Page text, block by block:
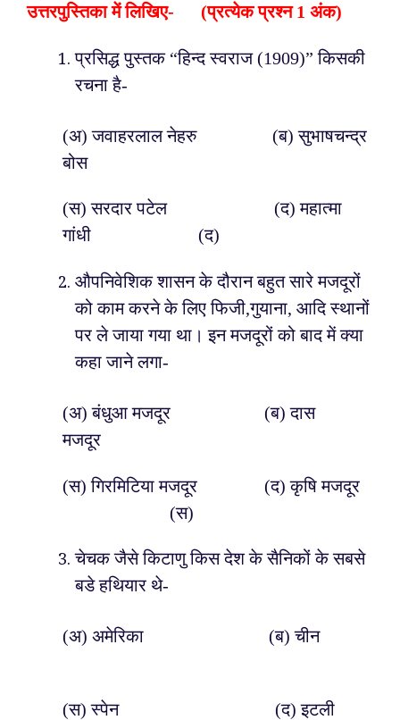
उत्तरपुस्तिका में लिखिए- (प्रत्येक प्रश्न 1 अंक)
प्रसिद्ध पुस्तक “हिन्द स्वराज (1909)” किसकी
रचना है-
(अ) जवाहरलाल नेहरु (ब) सुभाषचन्द्र
बोस
(स) सरदार पटेल (द) महात्मा
गांधी (द)
औपनिवेशिक शासन के दौरान बहुत सारे मजदूरों
को काम करने के लिए फिजी,गुयाना, आदि स्थानों
पर ले जाया गया था। इन मजदूरों को बाद में क्या
कहा जाने लगा-
(अ) बंधुआ मजदूर (ब) दास
मजदूर
(स) गिरमिटिया मजदूर (द) कृषि मजदूर
(स)
चेचक जैसे किटाणु किस देश के सैनिकों के सबसे
बडे हथियार थे-
(अ) अमेरिका (ब) चीन
(स) स्पेन (द) इटली